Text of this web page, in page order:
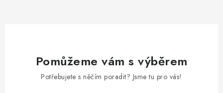
Pomůžeme vám s výběrem
Potřebujete s něčím poradit? Jsme tu pro vás!